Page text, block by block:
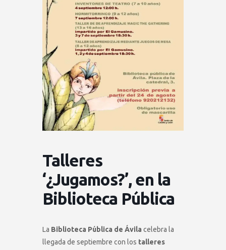
Talleres
‘¿Jugamos?’, en la
Biblioteca Pública
La Biblioteca Pública de Ávila celebra la
llegada de septiembre con los talleres